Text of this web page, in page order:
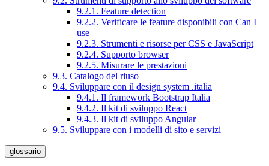
9.2.1. Feature detection
9.2.2. Verificare le feature disponibili con Can I
use
9.2.3. Strumenti e risorse per CSS e JavaScript
9.2.4. Supporto browser
9.2.5. Misurare le prestazioni
9.3. Catalogo del riuso
9.4. Sviluppare con il design system .italia
9.4.1. Il framework Bootstrap Italia
9.4.2. Il kit di sviluppo React
9.4.3. Il kit di sviluppo Angular
9.5. Sviluppare con i modelli di sito e servizi
glossario